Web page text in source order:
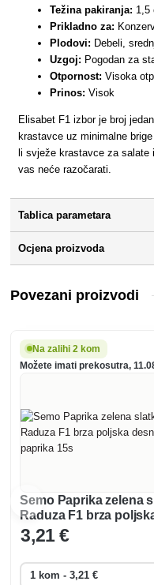
Težina pakiranja: 1,5
Prikladno za:
Plodovi: Debeli,
Uzgoj: Pogodan za
Otpornost: Visoka
Prinos: Visok
Elisabet F1 izbor je broj
krastavce uz minimalne
li svježe krastavce za
vas neće razočarati.
Tablica parametara
Ocjena proizvoda
Povezani proizvodi
Na zalihi 2 kom
Možete imati prekosutra,
Semo Paprika zelena
Raduza F1 brza
paprika 15s
3,21 €